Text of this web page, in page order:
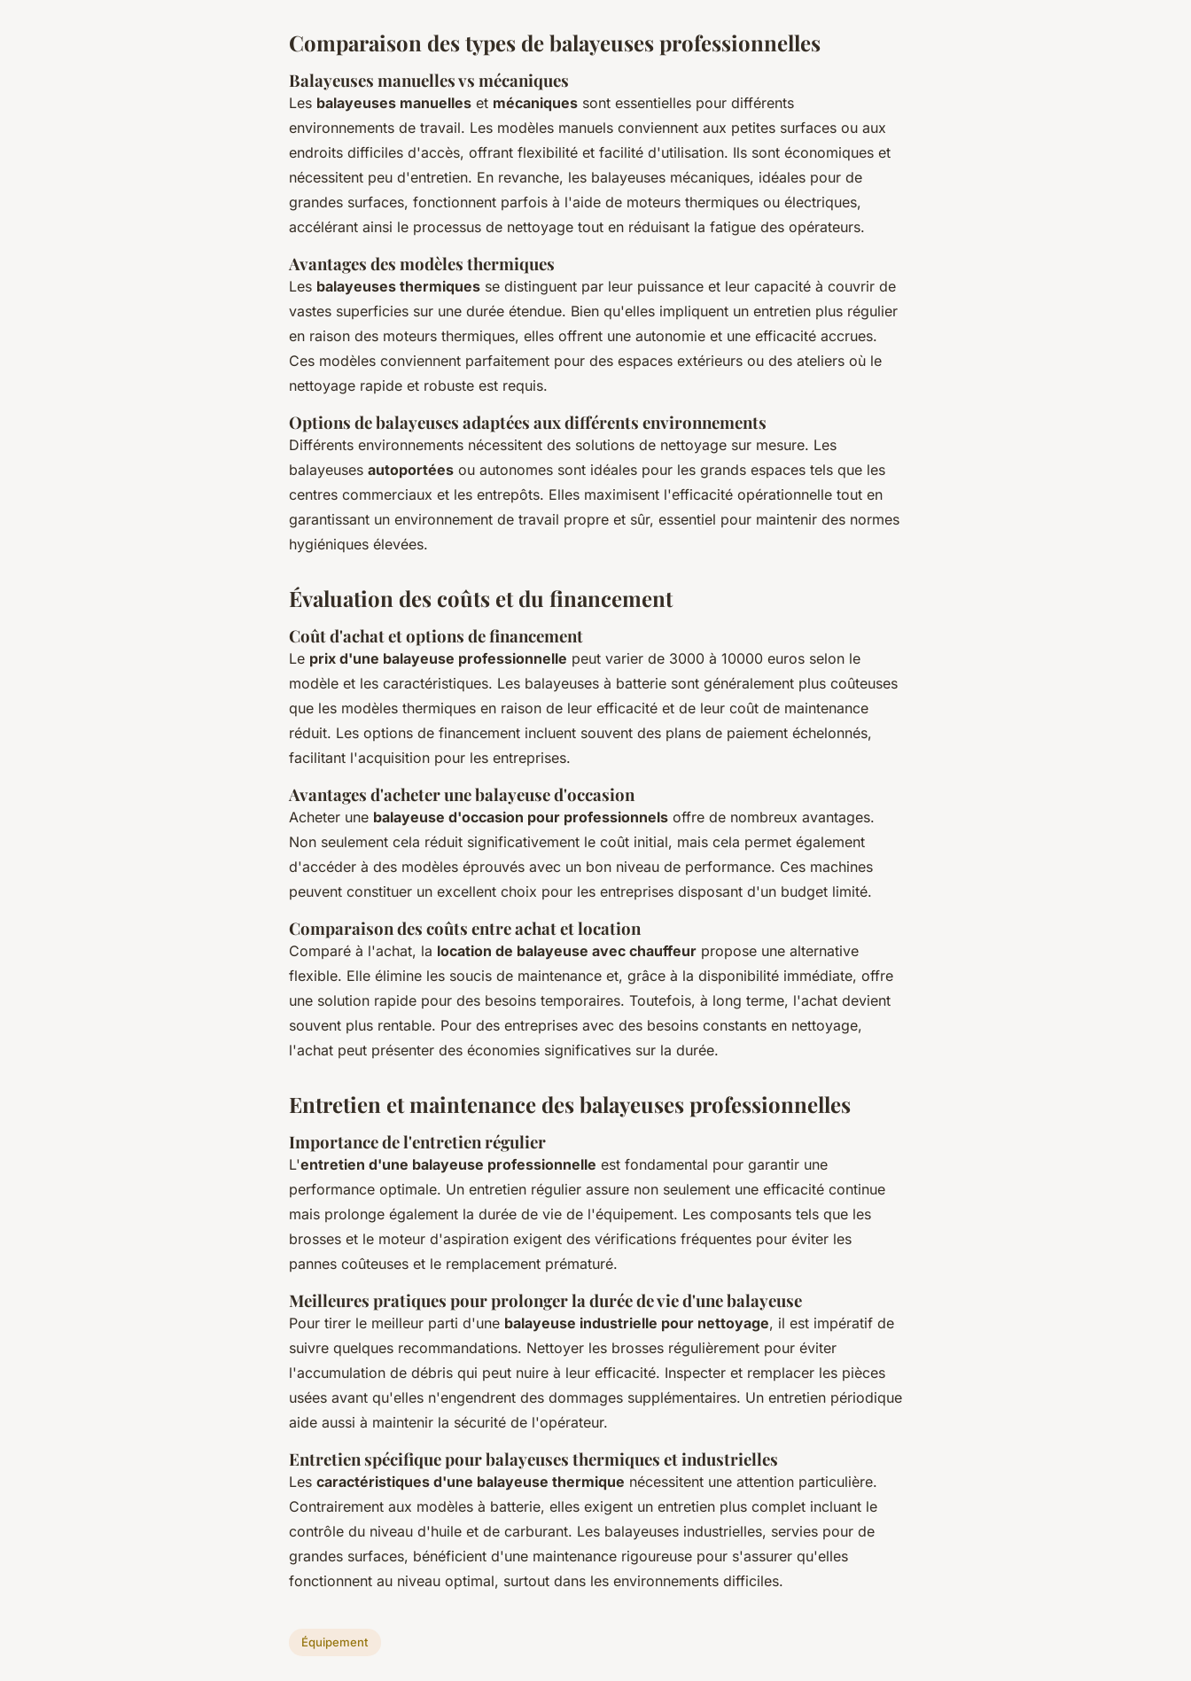
Comparaison des types de balayeuses professionnelles
Balayeuses manuelles vs mécaniques
Les balayeuses manuelles et mécaniques sont essentielles pour différents
environnements de travail. Les modèles manuels conviennent aux petites surfaces ou aux
endroits difficiles d'accès, offrant flexibilité et facilité d'utilisation. Ils sont économiques et
nécessitent peu d'entretien. En revanche, les balayeuses mécaniques, idéales pour de
grandes surfaces, fonctionnent parfois à l'aide de moteurs thermiques ou électriques,
accélérant ainsi le processus de nettoyage tout en réduisant la fatigue des opérateurs.
Avantages des modèles thermiques
Les balayeuses thermiques se distinguent par leur puissance et leur capacité à couvrir de
vastes superficies sur une durée étendue. Bien qu'elles impliquent un entretien plus régulier
en raison des moteurs thermiques, elles offrent une autonomie et une efficacité accrues.
Ces modèles conviennent parfaitement pour des espaces extérieurs ou des ateliers où le
nettoyage rapide et robuste est requis.
Options de balayeuses adaptées aux différents environnements
Différents environnements nécessitent des solutions de nettoyage sur mesure. Les
balayeuses autoportées ou autonomes sont idéales pour les grands espaces tels que les
centres commerciaux et les entrepôts. Elles maximisent l'efficacité opérationnelle tout en
garantissant un environnement de travail propre et sûr, essentiel pour maintenir des normes
hygiéniques élevées.
Évaluation des coûts et du financement
Coût d'achat et options de financement
Le prix d'une balayeuse professionnelle peut varier de 3000 à 10000 euros selon le
modèle et les caractéristiques. Les balayeuses à batterie sont généralement plus coûteuses
que les modèles thermiques en raison de leur efficacité et de leur coût de maintenance
réduit. Les options de financement incluent souvent des plans de paiement échelonnés,
facilitant l'acquisition pour les entreprises.
Avantages d'acheter une balayeuse d'occasion
Acheter une balayeuse d'occasion pour professionnels offre de nombreux avantages.
Non seulement cela réduit significativement le coût initial, mais cela permet également
d'accéder à des modèles éprouvés avec un bon niveau de performance. Ces machines
peuvent constituer un excellent choix pour les entreprises disposant d'un budget limité.
Comparaison des coûts entre achat et location
Comparé à l'achat, la location de balayeuse avec chauffeur propose une alternative
flexible. Elle élimine les soucis de maintenance et, grâce à la disponibilité immédiate, offre
une solution rapide pour des besoins temporaires. Toutefois, à long terme, l'achat devient
souvent plus rentable. Pour des entreprises avec des besoins constants en nettoyage,
l'achat peut présenter des économies significatives sur la durée.
Entretien et maintenance des balayeuses professionnelles
Importance de l'entretien régulier
L'entretien d'une balayeuse professionnelle est fondamental pour garantir une
performance optimale. Un entretien régulier assure non seulement une efficacité continue
mais prolonge également la durée de vie de l'équipement. Les composants tels que les
brosses et le moteur d'aspiration exigent des vérifications fréquentes pour éviter les
pannes coûteuses et le remplacement prématuré.
Meilleures pratiques pour prolonger la durée de vie d'une balayeuse
Pour tirer le meilleur parti d'une balayeuse industrielle pour nettoyage, il est impératif de
suivre quelques recommandations. Nettoyer les brosses régulièrement pour éviter
l'accumulation de débris qui peut nuire à leur efficacité. Inspecter et remplacer les pièces
usées avant qu'elles n'engendrent des dommages supplémentaires. Un entretien périodique
aide aussi à maintenir la sécurité de l'opérateur.
Entretien spécifique pour balayeuses thermiques et industrielles
Les caractéristiques d'une balayeuse thermique nécessitent une attention particulière.
Contrairement aux modèles à batterie, elles exigent un entretien plus complet incluant le
contrôle du niveau d'huile et de carburant. Les balayeuses industrielles, servies pour de
grandes surfaces, bénéficient d'une maintenance rigoureuse pour s'assurer qu'elles
fonctionnent au niveau optimal, surtout dans les environnements difficiles.
Équipement